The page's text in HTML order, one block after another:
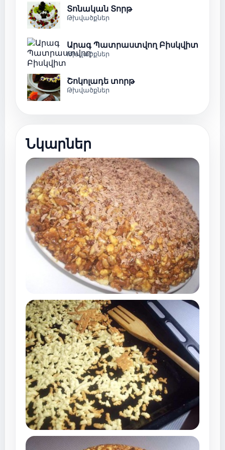
Տոնական Տորթ
Թխվածքներ
Արագ Պատրաստվող Բիսկվիտ
Թխվածքներ
Շոկոլադե տորթ
Թխվածքներ
Նկարներ